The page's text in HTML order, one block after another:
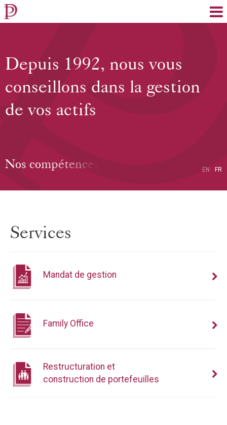
FR
EN
Services
Mandat de gestion
Family Office
Restructuration et
construction de portefeuilles